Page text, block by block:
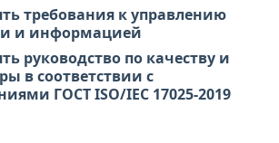
требования к управлению
и информацией
руководство по качеству и
в соответствии с
ГОСТ ISO/IEC 17025-2019